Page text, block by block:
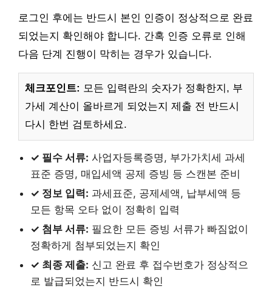
로그인 후에는 반드시 본인 인증이 정상적으로 완료
되었는지 확인해야 합니다. 간혹 인증 오류로 인해
다음 단계 진행이 막히는 경우가 있습니다.
체크포인트: 모든 입력란의 숫자가 정확한지, 부
가세 계산이 올바르게 되었는지 제출 전 반드시
다시 한번 검토하세요.
✓ 필수 서류: 사업자등록증명, 부가가치세 과세
표준 증명, 매입세액 공제 증빙 등 스캔본 준비
✓ 정보 입력: 과세표준, 공제세액, 납부세액 등
모든 항목 오타 없이 정확히 입력
✓ 첨부 서류: 필요한 모든 증빙 서류가 빠짐없이
정확하게 첨부되었는지 확인
✓ 최종 제출: 신고 완료 후 접수번호가 정상적으
로 발급되었는지 반드시 확인